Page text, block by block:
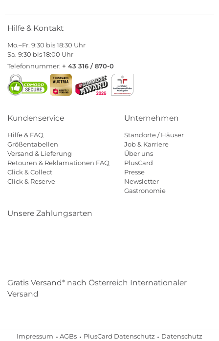
Hilfe & Kontakt
Mo.–Fr. 9:30 bis 18:30 Uhr
Sa. 9:30 bis 18:00 Uhr
Telefonnummer: + 43 316 / 870-0
Kundenservice
Hilfe & FAQ
Größentabellen
Versand & Lieferung
Retouren & Reklamationen FAQ
Click & Collect
Click & Reserve
Unternehmen
Standorte / Häuser
Job & Karriere
Über uns
PlusCard
Presse
Newsletter
Gastronomie
Unsere Zahlungsarten
Gratis Versand* nach Österreich Internationaler
Versand
Impressum AGBs PlusCard Datenschutz Datenschutz